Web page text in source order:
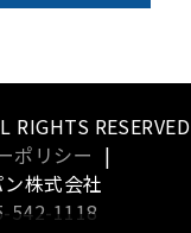
RESERVED
ポリシー |
株式会社
542-1118